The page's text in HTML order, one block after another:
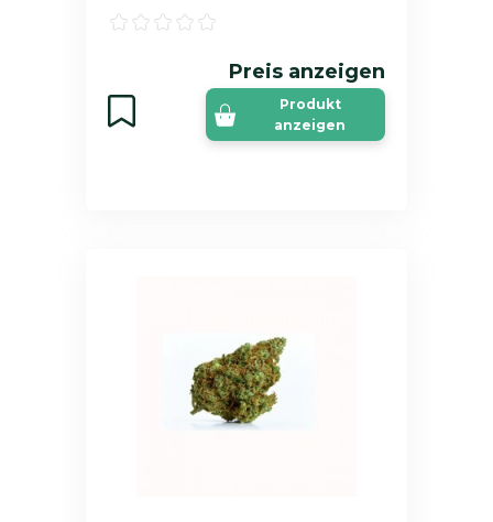
Preis anzeigen
Produkt
anzeigen